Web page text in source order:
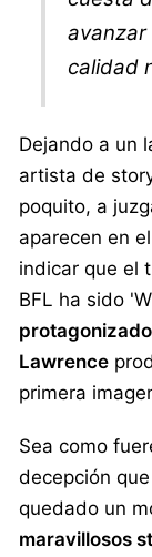
avanzar
calidad
Dejando a un
artista de
poquito, a
aparecen en
indicar que el
BFL ha sido
Lawrence
primera
Sea como
decepción
quedado un
maravillosos